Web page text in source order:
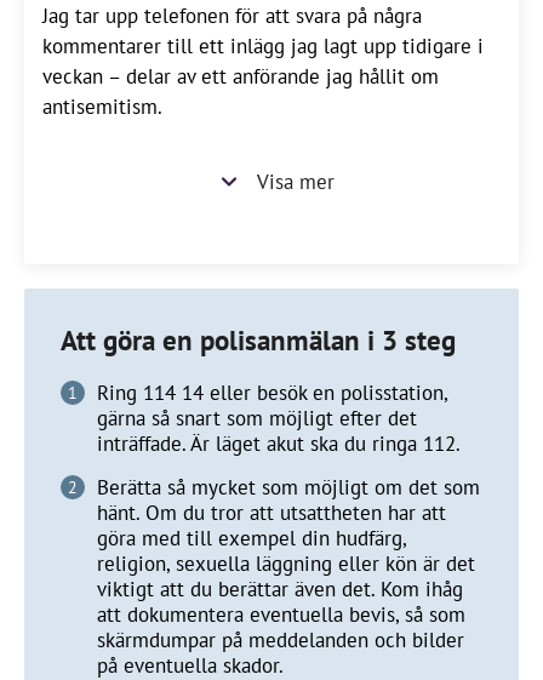
Jag tar upp telefonen för att svara på några
kommentarer till ett inlägg jag lagt upp tidigare i
veckan – delar av ett anförande jag hållit om
antisemitism.
Visa mer
Att göra en polisanmälan i 3 steg
Ring 114 14 eller besök en polisstation,
gärna så snart som möjligt efter det
inträffade. Är läget akut ska du ringa 112.
Berätta så mycket som möjligt om det som
hänt. Om du tror att utsattheten har att
göra med till exempel din hudfärg,
religion, sexuella läggning eller kön är det
viktigt att du berättar även det. Kom ihåg
att dokumentera eventuella bevis, så som
skärmdumpar på meddelanden och bilder
på eventuella skador.